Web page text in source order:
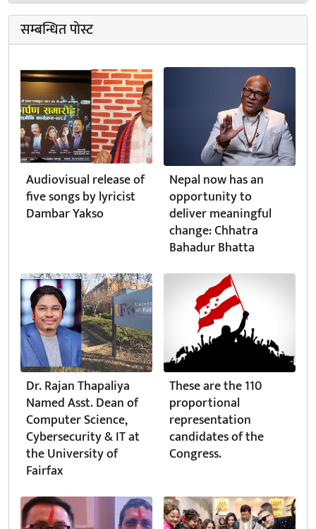
सम्बन्धित पोस्ट
Audiovisual release of
five songs by lyricist
Dambar Yakso
Nepal now has an
opportunity to
deliver meaningful
change: Chhatra
Bahadur Bhatta
Dr. Rajan Thapaliya
Named Asst. Dean of
Computer Science,
Cybersecurity & IT at
the University of
Fairfax
These are the 110
proportional
representation
candidates of the
Congress.